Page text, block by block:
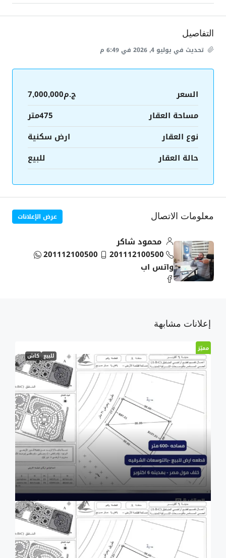
التفاصيل
تحديث في يوليو 4, 2026 في 6:49 م
السعر
ج.م7,000,000
مساحة العقار
475متر
نوع العقار
ارض سكنية
حالة العقار
للبيع
معلومات الاتصال عرض الإعلانات
محمود شاكر
201112100500
201112100500
واتس اب
إعلانات مشابهة
مميّز
للبيع كاش